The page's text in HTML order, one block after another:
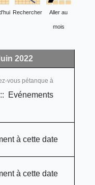
Rechercher Aller au
mois
2022
vous pétanque à
Evénements
à cette date
à cette date